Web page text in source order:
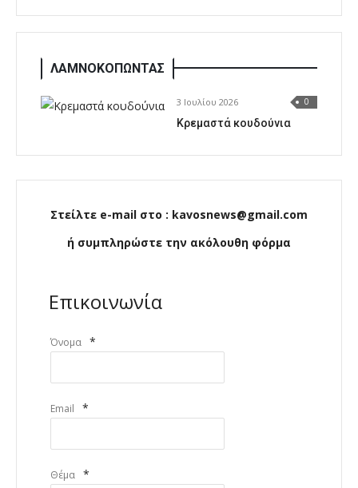
ΛΑΜΝΟΚΟΠΩΝΤΑΣ
3 Ιουλίου 2026 0
Κρεμαστά κουδούνια
Στείλτε e-mail στο : kavosnews@gmail.com
ή συμπληρώστε την ακόλουθη φόρμα
Επικοινωνία
Όνομα *
Email *
Θέμα *